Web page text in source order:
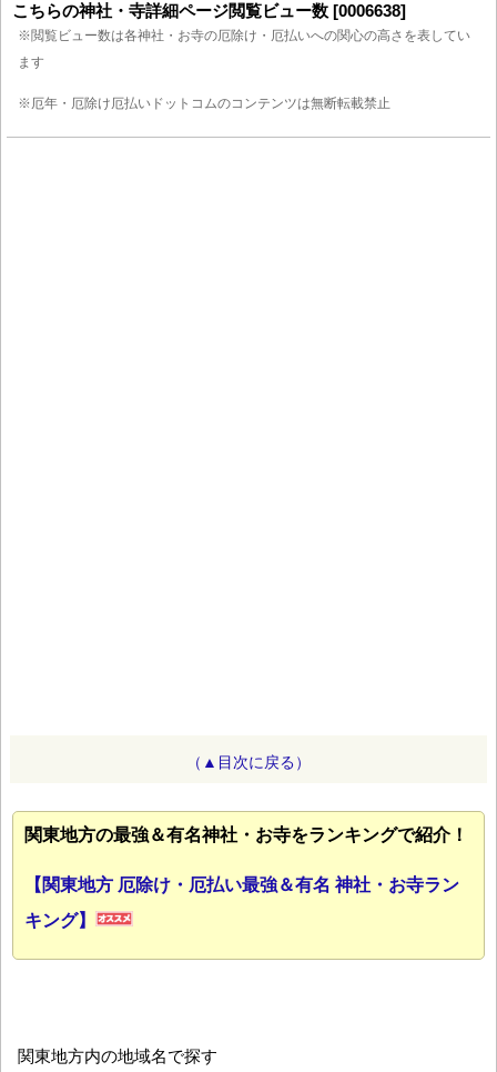
こちらの神社・寺詳細ページ閲覧ビュー数 [0006638]
※閲覧ビュー数は各神社・お寺の厄除け・厄払いへの関心の高さを表してい
ます
※厄年・厄除け厄払いドットコムのコンテンツは無断転載禁止
（▲目次に戻る）
関東地方の最強＆有名神社・お寺をランキングで紹介！
【関東地方 厄除け・厄払い最強＆有名 神社・お寺ラン
キング】
関東地方内の地域名で探す